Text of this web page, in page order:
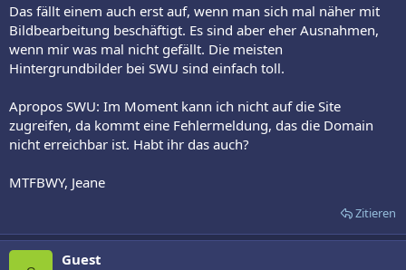
Das fällt einem auch erst auf, wenn man sich mal näher mit
Bildbearbeitung beschäftigt. Es sind aber eher Ausnahmen,
wenn mir was mal nicht gefällt. Die meisten
Hintergrundbilder bei SWU sind einfach toll.
Apropos SWU: Im Moment kann ich nicht auf die Site
zugreifen, da kommt eine Fehlermeldung, das die Domain
nicht erreichbar ist. Habt ihr das auch?
MTFBWY, Jeane
Zitieren
Guest